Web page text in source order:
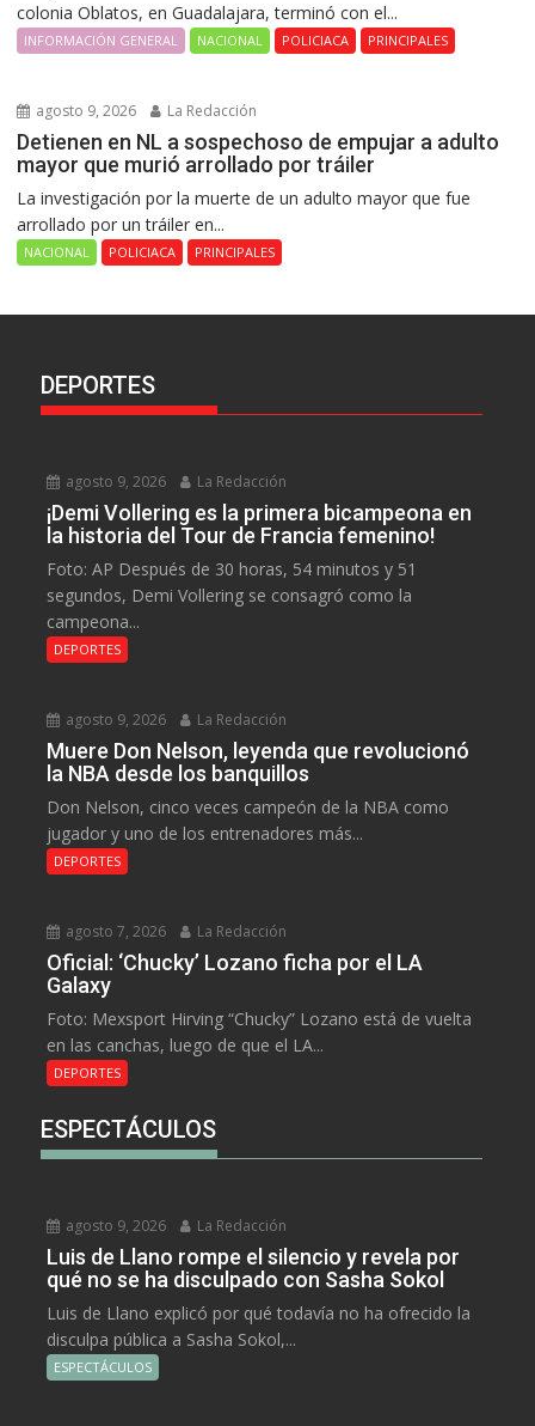
colonia Oblatos, en Guadalajara, terminó con el...
INFORMACIÓN GENERAL NACIONAL POLICIACA PRINCIPALES
agosto 9, 2026 La Redacción
Detienen en NL a sospechoso de empujar a adulto
mayor que murió arrollado por tráiler
La investigación por la muerte de un adulto mayor que fue
arrollado por un tráiler en...
NACIONAL POLICIACA PRINCIPALES
DEPORTES
agosto 9, 2026 La Redacción
¡Demi Vollering es la primera bicampeona en
la historia del Tour de Francia femenino!
Foto: AP Después de 30 horas, 54 minutos y 51
segundos, Demi Vollering se consagró como la
campeona...
DEPORTES
agosto 9, 2026 La Redacción
Muere Don Nelson, leyenda que revolucionó
la NBA desde los banquillos
Don Nelson, cinco veces campeón de la NBA como
jugador y uno de los entrenadores más...
DEPORTES
agosto 7, 2026 La Redacción
Oficial: ‘Chucky’ Lozano ficha por el LA
Galaxy
Foto: Mexsport Hirving “Chucky” Lozano está de vuelta
en las canchas, luego de que el LA...
DEPORTES
ESPECTÁCULOS
agosto 9, 2026 La Redacción
Luis de Llano rompe el silencio y revela por
qué no se ha disculpado con Sasha Sokol
Luis de Llano explicó por qué todavía no ha ofrecido la
disculpa pública a Sasha Sokol,...
ESPECTÁCULOS